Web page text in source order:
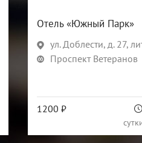
Отель «Южный Парк»
ул. Доблести, д. 27,
Проспект Ветеранов
1200 ₽